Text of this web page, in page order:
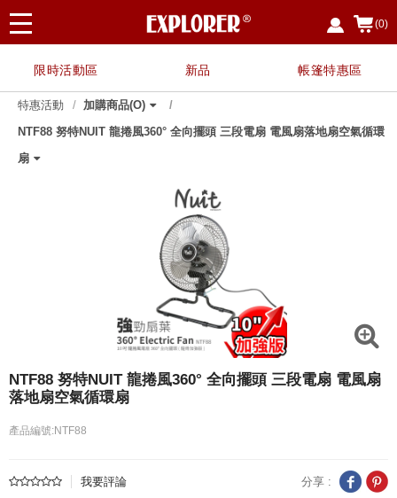
(0)
限時活動區 新品 帳篷特惠區
特惠活動 加購商品(O)
指定廚具、餐具用品，任選3件享88折
【霸氣特惠】任搭1+1 兩入優惠 $2680 露營
【霸氣特惠】 任搭1+1 兩入優惠 $2400 露營
【夏日戲水 限時限定】EP7328 救生衣兩件
【野餐簡便組】NTE91+NTC114-SET
【兩入優惠價】NTE91 努特NUIT 魔方收納
【兩入優惠】NTB98-1 努特 冒險王 單人充氣
【兩入優惠】NTC201-1
【兩入優惠】NTC200-SET 努特NUIT 金士曼
〔8月父親節限定〕指定任選兩件 $888
〔霸氣特惠〕NTB73AG 二入特惠 冒險王 自
【兩入優惠】NTC169BK-1
買NTC113 NTC114 NTC114T 任一款 享加購
【兩入優惠】NTC100BK5-SET 努特 金牌特
NTG78BB 加購好禮
NTC168BK-SET
指定伸縮營柱 單件享八折
NTC09A-1
NTS30LG-1
【兩入優惠】NTC114T-1
【兩入優惠】NTC111-1
NTF354-1【兩入優惠】NTF354 布魯斯 折疊
【兩入優惠】NTC103BK-1
【兩入優惠】NTT84-1
【兩入優惠】NTC113BK-1 努特NUIT 三角衛
【兩入優惠】NTC114-1 努特NUIT 四角衛星
【兩入優惠】NTA32-1 努特NUIT 鋁合金雙針
【兩入優惠】NTC168BK 努特NUIT 傑森 鋁
【兩入優惠】NTC124 努特NUIT 森友會 鋁合
【兩入優惠】NTC101-SET 努特NUIT 霹靂遊
NTA88+NT0115 努特NUIT 瑪雅Y叉二通管營
【多入優惠】NTT80 努特NUIT 跑酷滑板桌
【兩入優惠】NTC75 舒適天堂 帆布鋁合金小
紅利兌換
NTF88 努特NUIT 龍捲風360° 全向擺頭 三段電扇 電風扇落地扇空氣循環
扇
NTF88 努特NUIT 龍捲風360° 全向擺頭 三段電扇 電風扇
落地扇空氣循環扇
產品編號:NTF88
我要評論 分享 :